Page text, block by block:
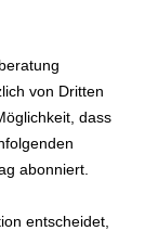
von Dritten
dass
abonniert.
entscheidet,